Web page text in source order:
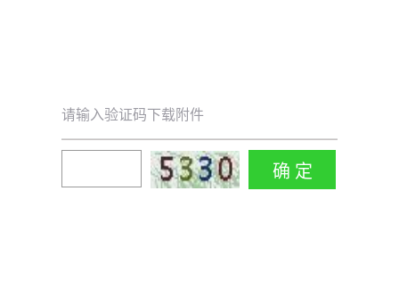
请输入验证码下载附件